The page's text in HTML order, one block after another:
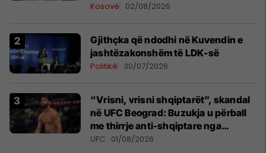
Kosovë 02/08/2026
Gjithçka që ndodhi në Kuvendin e
jashtëzakonshëm të LDK-së
Politikë 30/07/2026
“Vrisni, vrisni shqiptarët”, skandal
në UFC Beograd: Buzukja u përball
me thirrje anti-shqiptare nga
tribunat
UFC 01/08/2026